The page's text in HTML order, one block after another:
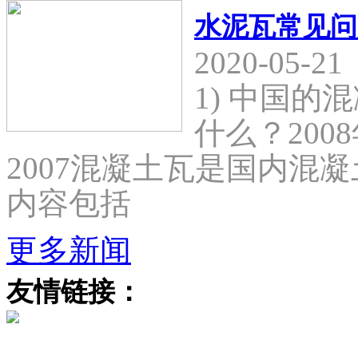
水泥瓦常见
2020-05-21
1) 中国的
什么？
2007混凝土瓦是国内混
内容包括
更多新闻
友情链接：